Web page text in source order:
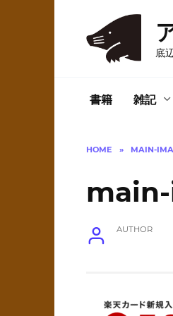
底
書籍 雑記
HOME » MAIN-
AUTHOR